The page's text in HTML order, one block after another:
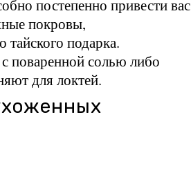
постепенно привести вас
покровы,
подарка.
поваренной солью либо
для локтей.